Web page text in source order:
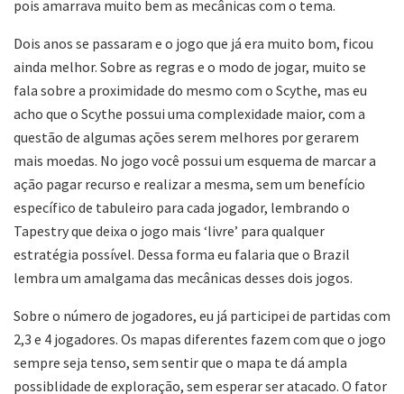
pois amarrava muito bem as mecânicas com o tema.
Dois anos se passaram e o jogo que já era muito bom, ficou
ainda melhor. Sobre as regras e o modo de jogar, muito se
fala sobre a proximidade do mesmo com o Scythe, mas eu
acho que o Scythe possui uma complexidade maior, com a
questão de algumas ações serem melhores por gerarem
mais moedas. No jogo você possui um esquema de marcar a
ação pagar recurso e realizar a mesma, sem um benefício
específico de tabuleiro para cada jogador, lembrando o
Tapestry que deixa o jogo mais ‘livre’ para qualquer
estratégia possível. Dessa forma eu falaria que o Brazil
lembra um amalgama das mecânicas desses dois jogos.
Sobre o número de jogadores, eu já participei de partidas com
2,3 e 4 jogadores. Os mapas diferentes fazem com que o jogo
sempre seja tenso, sem sentir que o mapa te dá ampla
possiblidade de exploração, sem esperar ser atacado. O fator